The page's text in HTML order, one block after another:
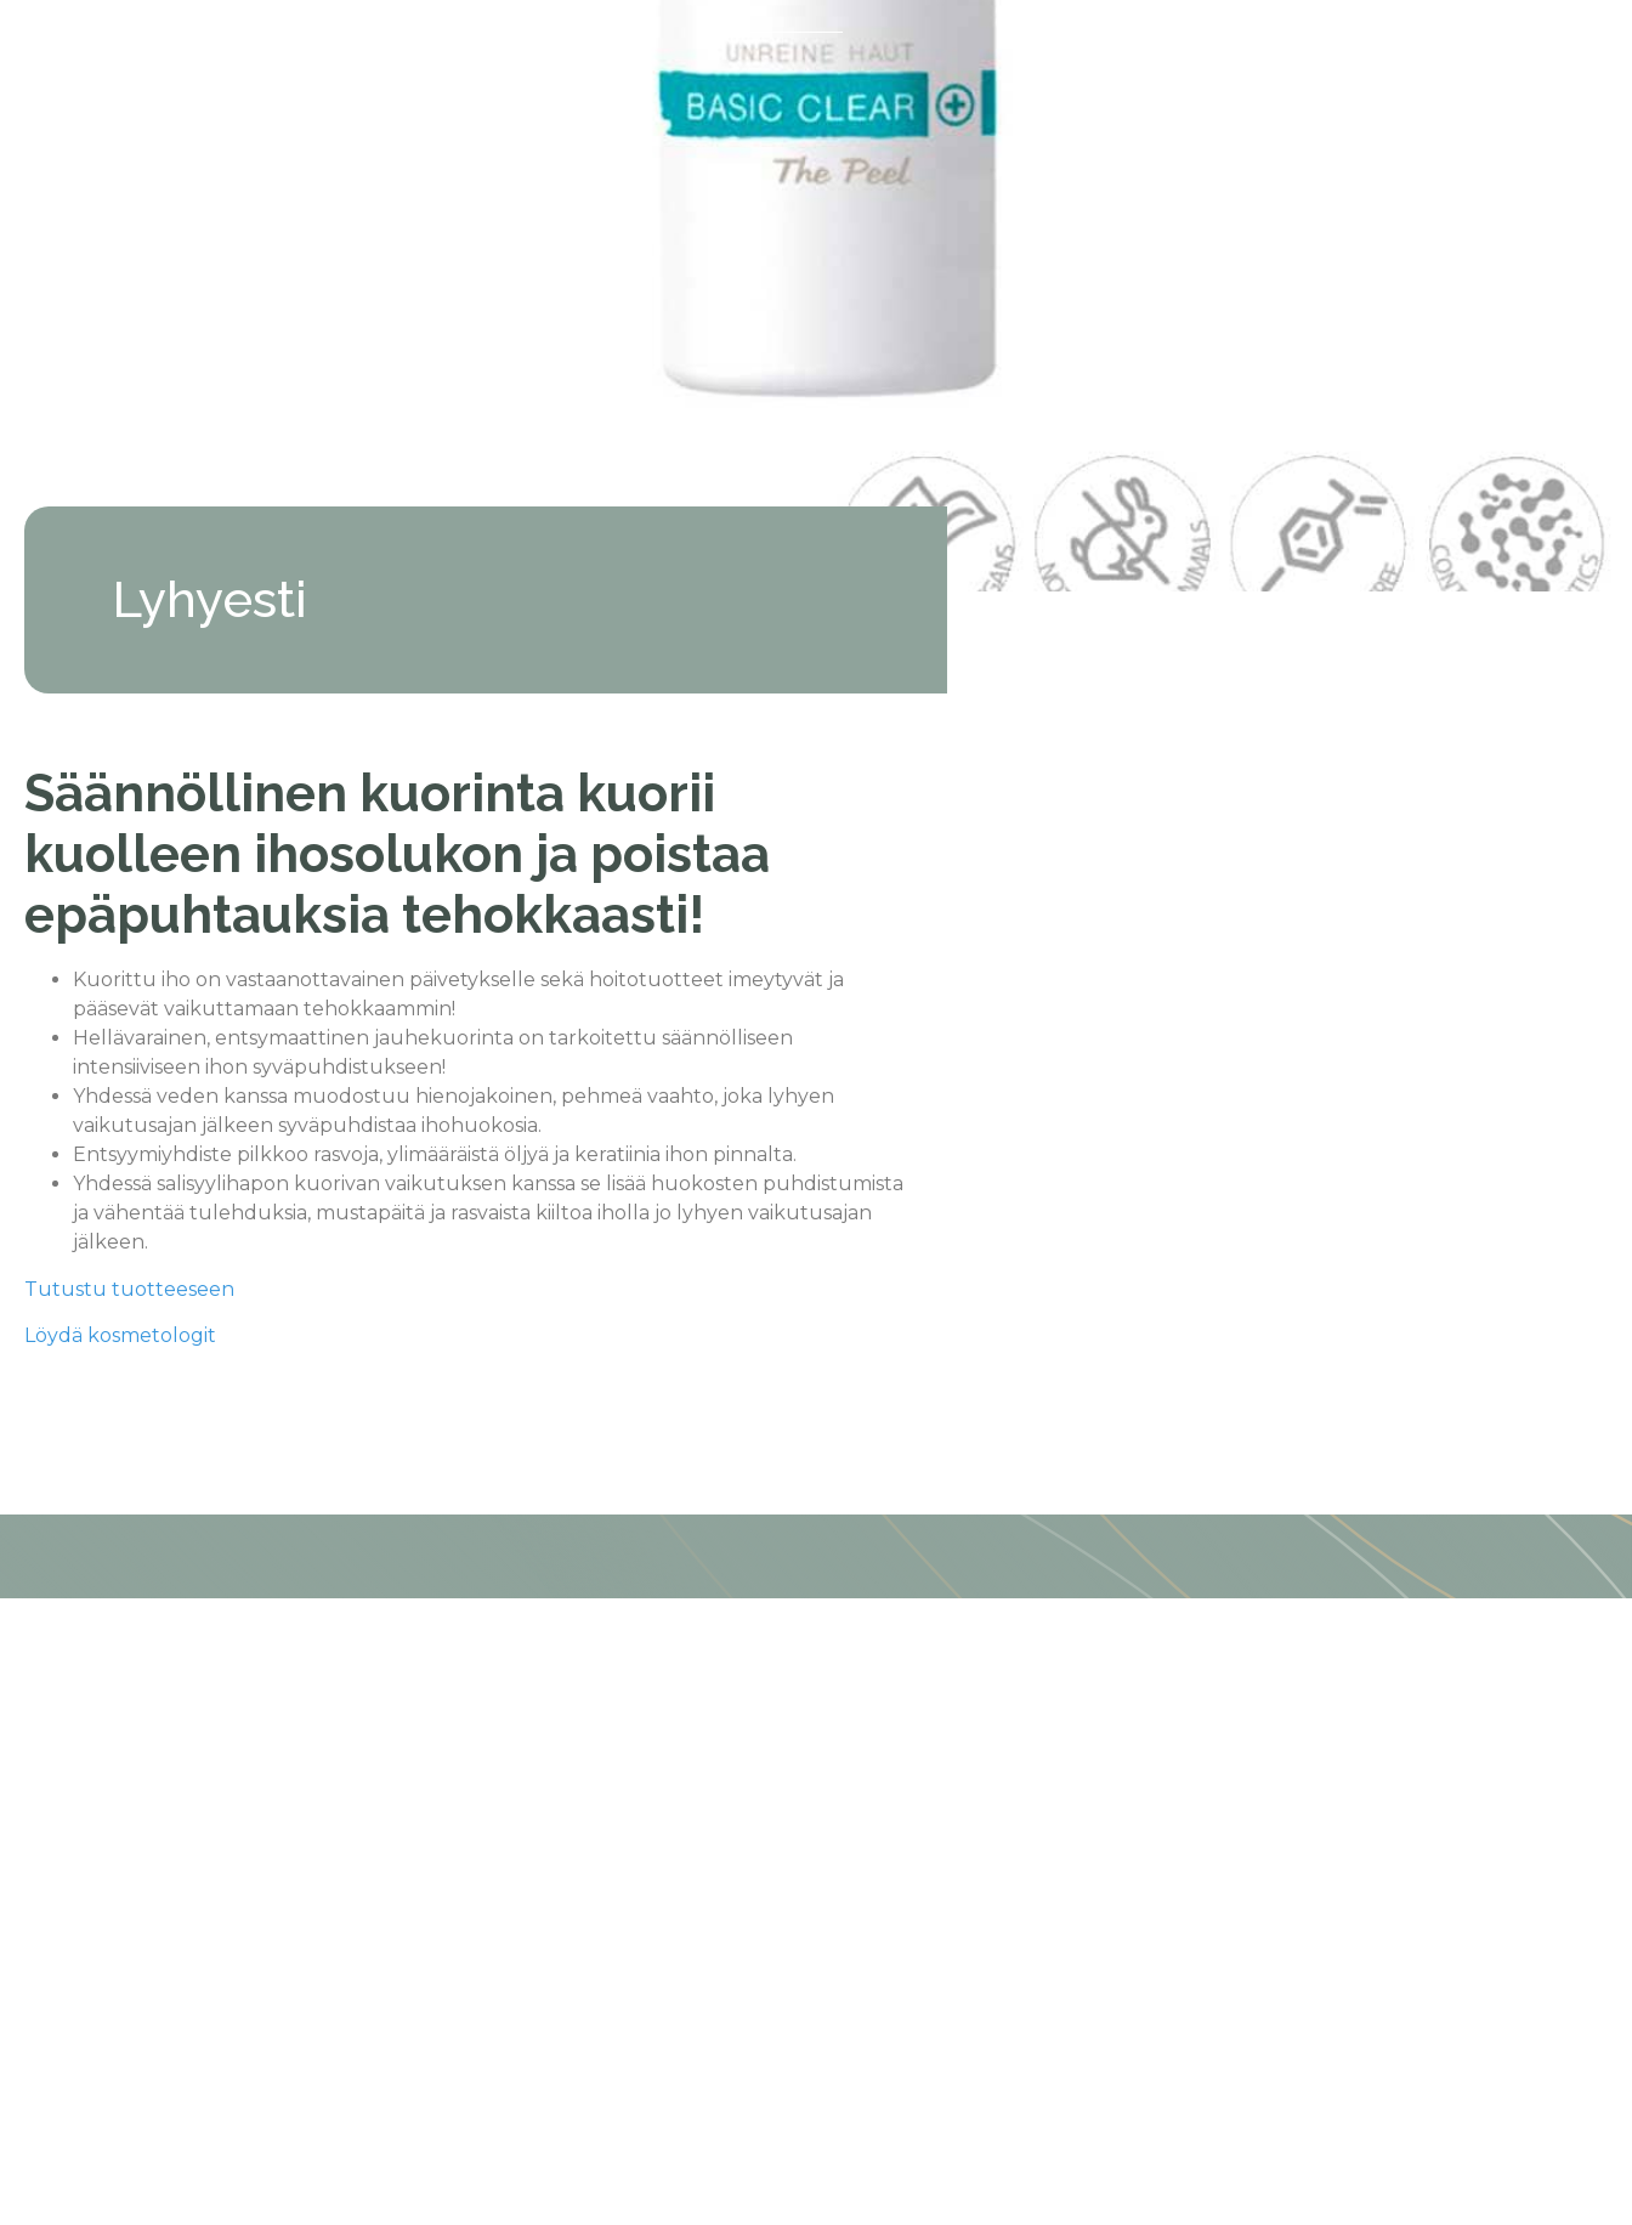
Lyhyesti
Säännöllinen kuorinta kuorii
kuolleen ihosolukon ja poistaa
epäpuhtauksia tehokkaasti!
Kuorittu iho on vastaanottavainen päivetykselle sekä hoitotuotteet imeytyvät ja
pääsevät vaikuttamaan tehokkaammin!
Hellävarainen, entsymaattinen jauhekuorinta on tarkoitettu säännölliseen
intensiiviseen ihon syväpuhdistukseen!
Yhdessä veden kanssa muodostuu hienojakoinen, pehmeä vaahto, joka lyhyen
vaikutusajan jälkeen syväpuhdistaa ihohuokosia.
Entsyymiyhdiste pilkkoo rasvoja, ylimääräistä öljyä ja keratiinia ihon pinnalta.
Yhdessä salisyylihapon kuorivan vaikutuksen kanssa se lisää huokosten puhdistumista
ja vähentää tulehduksia, mustapäitä ja rasvaista kiiltoa iholla jo lyhyen vaikutusajan
jälkeen.
Tutustu tuotteeseen
Löydä kosmetologit